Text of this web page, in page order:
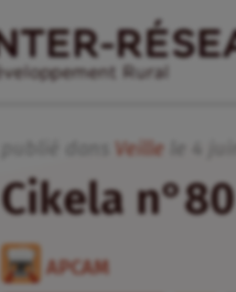
Veille
Cikela
APCAM